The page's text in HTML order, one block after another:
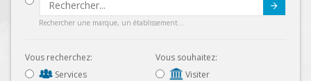
Rechercher une marque, un établissement...
Vous recherchez:
Services
Vous souhaitez:
Visiter